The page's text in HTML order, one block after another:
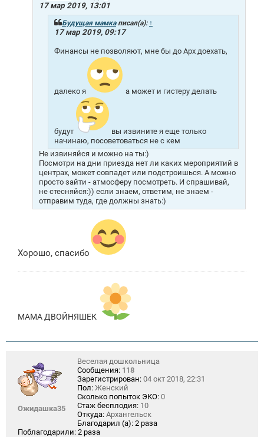
17 мар 2019, 13:01
Будущая мамкаписал(а): ↑
17 мар 2019, 09:17
Финансы не позволяют, мне бы до Арх доехать,
далеко я а может и гистеру делать
будут
вы извините я еще только
начинаю, посоветоваться не с кем
Не извиняйся и можно на ты:)
Посмотри на дни приезда нет ли каких мероприятий в
центрах, может совпадет или подстроишься. А можно
просто зайти - атмосферу посмотреть. И спрашивай,
не стесняйся:)) если знаем, ответим, не знаем -
отправим туда, где должны знать:)
Хорошо, спасибо
МАМА ДВОЙНЯШЕК
Ожидашка35
Веселая дошкольница
Сообщения: 118
Зарегистрирован: 04 окт 2018, 22:31
Пол: Женский
Сколько попыток ЭКО: 0
Стаж бесплодия: 10
Откуда: Архангельск
Благодарил (а): 2 раза
Поблагодарили: 2 раза